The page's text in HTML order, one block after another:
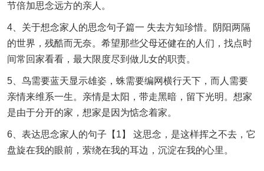
节倍加思念远方的亲人。
4、关于想念家人的思念句子篇一 失去方知珍惜。阴阳两隔
的世界，残酷而无奈。希望那些父母还健在的人们，找点时
间常回家看看，最大限度尽到做儿女的职责。
5、鸟需要蓝天显示雄姿，蛛需要编网横行天下，而人需要
亲情来维系一生。亲情是太阳，带走黑暗，留下光明。想家
是由于分开的家，想家是因为惦念着家。
6、表达思念家人的句子【1】 这思念，是这样挥之不去，它
盘旋在我的眼前，萦绕在我的耳边，沉淀在我的心里。